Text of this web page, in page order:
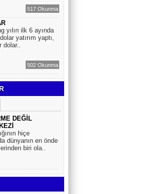
517 Okunma
yılın ilk 6 ayında
yatırım yaptı,
dolar..
502 Okunma
DEĞİL
hiçe
dünyanın en önde
biri ola..